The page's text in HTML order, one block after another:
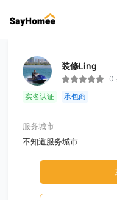
装修Ling
0
实名认证
承包商
服务城市
不知道服务城市